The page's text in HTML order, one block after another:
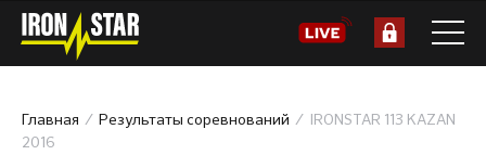
Главная Результаты соревнований
IRONSTAR 113 KAZAN
2016